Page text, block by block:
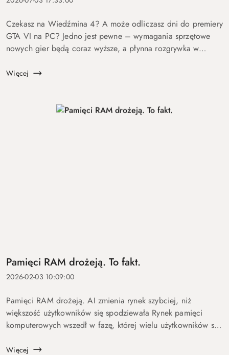
Czekasz na Wiedźmina 4? A może odliczasz dni do premiery
GTA VI na PC? Jedno jest pewne – wymagania sprzętowe
nowych gier będą coraz wyższe, a płynna rozgrywka w
wydajnego komputera. Nie warto czekać...
Więcej
Pamięci RAM drożeją. To fakt.
2026-02-03 10:09:00
Pamięci RAM drożeją. AI zmienia rynek szybciej, niż
większość użytkowników się spodziewała Rynek pamięci
komputerowych wszedł w fazę, której wielu użytkowników się
obserwujemy wyra...
Więcej